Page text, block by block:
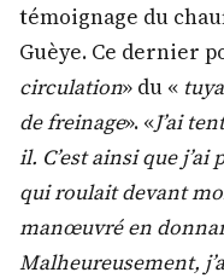
témoignage du
Guèye. Ce dernier
circulation» du «
de freinage». «J’ai
il. C’est ainsi que
qui roulait devant
manœuvré en
Malheureusement,